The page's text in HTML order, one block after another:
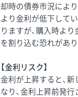
却時の債券市況によ
より金利が低下して
りますが、購入時よ
を割り込む恐れがあり
【金利リスク】
金利が上昇すると、
なり、金利上昇前発